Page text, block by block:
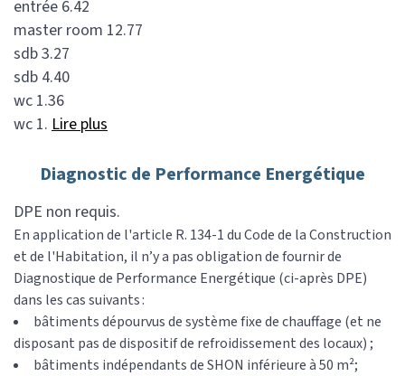
entrée 6.42
master room 12.77
sdb 3.27
sdb 4.40
wc 1.36
wc 1. Lire plus
Diagnostic de Performance Energétique
DPE non requis.
En application de l'article R. 134-1 du Code de la Construction
et de l'Habitation, il n’y a pas obligation de fournir de
Diagnostique de Performance Energétique (ci-après DPE)
dans les cas suivants :
bâtiments dépourvus de système fixe de chauffage (et ne
disposant pas de dispositif de refroidissement des locaux) ;
bâtiments indépendants de SHON inférieure à 50 m²;